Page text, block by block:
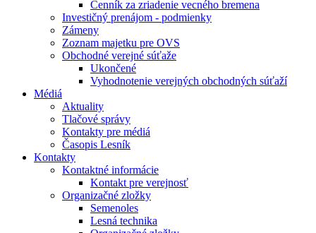
Cenník za zriadenie vecného bremena
Investičný prenájom - podmienky
Zámeny
Zoznam majetku pre OVS
Obchodné verejné súťaže
Ukončené
Vyhodnotenie verejných obchodných súťaží
Médiá
Aktuality
Tlačové správy
Kontakty pre médiá
Časopis Lesník
Kontakty
Kontaktné informácie
Kontakt pre verejnosť
Organizačné zložky
Semenoles
Lesná technika